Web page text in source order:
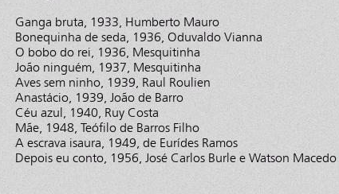
Ganga bruta, 1933, Humberto Mauro
Bonequinha de seda, 1936, Oduvaldo Vianna
O bobo do rei, 1936, Mesquitinha
João ninguém, 1937, Mesquitinha
Aves sem ninho, 1939, Raul Roulien
Anastácio, 1939, João de Barro
Céu azul, 1940, Ruy Costa
Mãe, 1948, Teófilo de Barros Filho
A escrava isaura, 1949, de Eurídes Ramos
Depois eu conto, 1956, José Carlos Burle e Watson Macedo